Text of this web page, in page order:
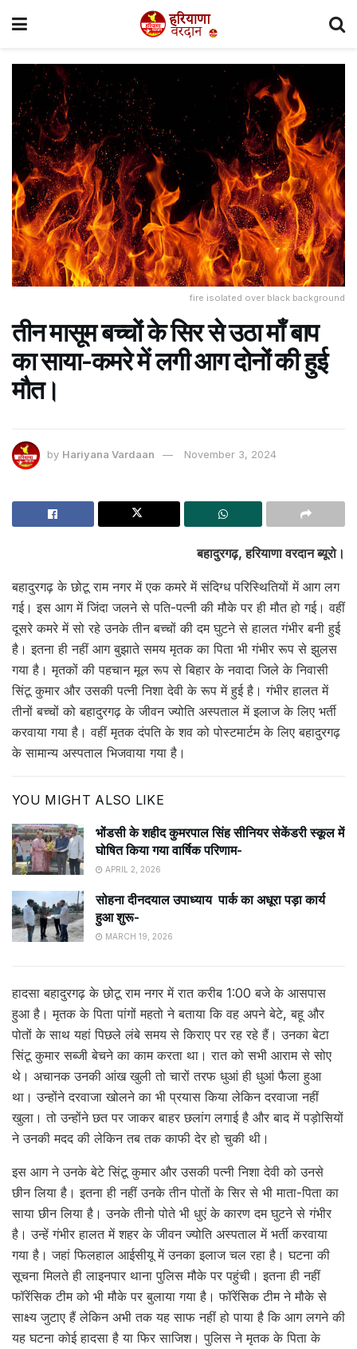
fire isolated over black background
तीन मासूम बच्चों के सिर से उठा माँ बाप
का साया-कमरे में लगी आग दोनों की हुई
मौत।
by Hariyana Vardaan November 3, 2024
बहादुरगढ़, हरियाणा वरदान ब्यूरो।
बहादुरगढ़ के छोटू राम नगर में एक कमरे में संदिग्ध परिस्थितियों में आग लग
गई। इस आग में जिंदा जलने से पति-पत्नी की मौके पर ही मौत हो गई। वहीं
दूसरे कमरे में सो रहे उनके तीन बच्चों की दम घुटने से हालत गंभीर बनी हुई
है। इतना ही नहीं आग बुझाते समय मृतक का पिता भी गंभीर रूप से झुलस
गया है। मृतकों की पहचान मूल रूप से बिहार के नवादा जिले के निवासी
सिंटू कुमार और उसकी पत्नी निशा देवी के रूप में हुई है। गंभीर हालत में
तीनों बच्चों को बहादुरगढ़ के जीवन ज्योति अस्पताल में इलाज के लिए भर्ती
करवाया गया है। वहीं मृतक दंपति के शव को पोस्टमार्टम के लिए बहादुरगढ़
के सामान्य अस्पताल भिजवाया गया है।
YOU MIGHT ALSO LIKE
भोंडसी के शहीद कुमरपाल सिंह सीनियर सेकेंडरी स्कूल में
घोषित किया गया वार्षिक परिणाम-
APRIL 2, 2026
सोहना दीनदयाल उपाध्याय पार्क का अधूरा पड़ा कार्य
हुआ शुरू-
MARCH 19, 2026
हादसा बहादुरगढ़ के छोटू राम नगर में रात करीब 1:00 बजे के आसपास
हुआ है। मृतक के पिता पांगों महतो ने बताया कि वह अपने बेटे, बहू और
पोतों के साथ यहां पिछले लंबे समय से किराए पर रह रहे हैं। उनका बेटा
सिंटू कुमार सब्जी बेचने का काम करता था। रात को सभी आराम से सोए
थे। अचानक उनकी आंख खुली तो चारों तरफ धुआं ही धुआं फैला हुआ
था। उन्होंने दरवाजा खोलने का भी प्रयास किया लेकिन दरवाजा नहीं
खुला। तो उन्होंने छत पर जाकर बाहर छलांग लगाई है और बाद में पड़ोसियों
ने उनकी मदद की लेकिन तब तक काफी देर हो चुकी थी।
इस आग ने उनके बेटे सिंटू कुमार और उसकी पत्नी निशा देवी को उनसे
छीन लिया है। इतना ही नहीं उनके तीन पोतों के सिर से भी माता-पिता का
साया छीन लिया है। उनके तीनो पोते भी धुएं के कारण दम घुटने से गंभीर
है। उन्हें गंभीर हालत में शहर के जीवन ज्योति अस्पताल में भर्ती करवाया
गया है। जहां फिलहाल आईसीयू में उनका इलाज चल रहा है। घटना की
सूचना मिलते ही लाइनपार थाना पुलिस मौके पर पहुंची। इतना ही नहीं
फॉरेंसिक टीम को भी मौके पर बुलाया गया है। फॉरेंसिक टीम ने मौके से
साक्ष्य जुटाए हैं लेकिन अभी तक यह साफ नहीं हो पाया है कि आग लगने की
यह घटना कोई हादसा है या फिर साजिश। पुलिस ने मृतक के पिता के